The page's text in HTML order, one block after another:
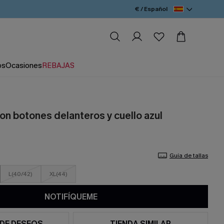
€ / Español
OcasionesREBAJAS
botones delanteros y cuello azul
Guía de tallas
L(40/42) XL(44)
NOTIFÍQUEME